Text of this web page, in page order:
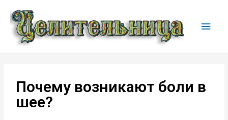
Почему возникают боли в
шее?